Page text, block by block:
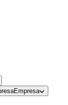
Empresa